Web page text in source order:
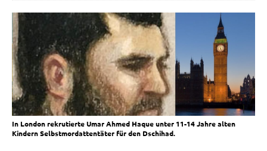
In London rekrutierte Umar Ahmed Haque unter 11-14 Jahre alten
Kindern Selbstmordattentäter für den Dschihad.